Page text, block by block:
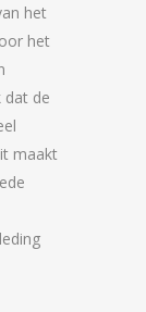
het
het
dat de
maakt